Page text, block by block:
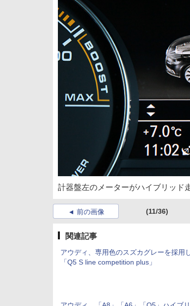
計器盤左のメーターがハイブリッド
前の画像 (11/36)
関連記事
アウディ、専用色のスズカグレーを採用
「Q5 S line competition plus」